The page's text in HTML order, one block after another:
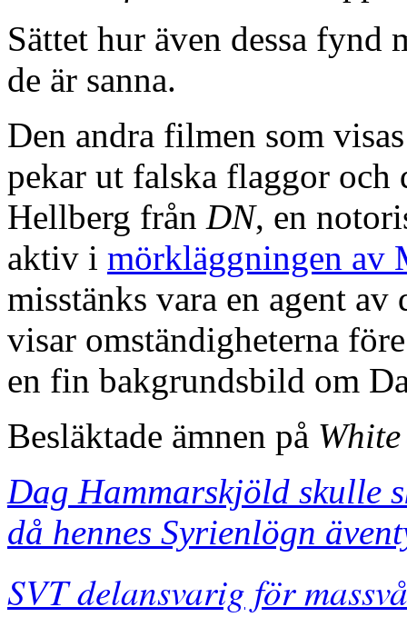
Sättet hur även dessa
de är sanna.
Den andra filmen som
pekar ut falska flaggor och
Hellberg från DN, en
aktiv i mörkläggningen av
misstänks vara en agent
visar omständigheterna
en fin bakgrundsbild om
Besläktade ämnen på
Dag Hammarskjöld skulle
då hennes Syrienlögn
SVT delansvarig för